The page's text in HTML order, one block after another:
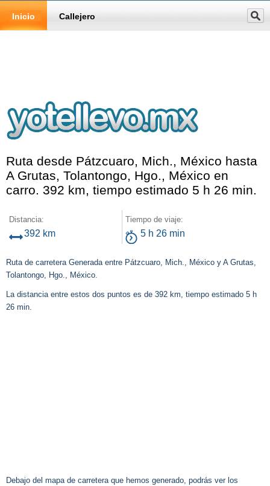
Inicio Callejero
Ruta desde Pátzcuaro, Mich., México hasta
A Grutas, Tolantongo, Hgo., México en
carro. 392 km, tiempo estimado 5 h 26 min.
Distancia:
392 km
Tiempo de viaje:
5 h 26 min
Ruta de carretera Generada entre Pátzcuaro, Mich., México y A Grutas,
Tolantongo, Hgo., México.
La distancia entre estos dos puntos es de 392 km, tiempo estimado 5 h
26 min.
Debajo del mapa de carretera que hemos generado, podrás ver los